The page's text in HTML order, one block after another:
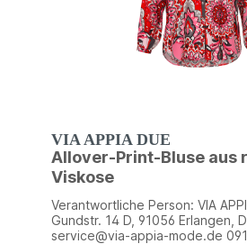
VIA APPIA DUE
Allover-Print-Bluse aus
Viskose
Verantwortliche Person: VIA
Gundstr. 14 D, 91056 Erlangen,
service@via-appia-mode.de